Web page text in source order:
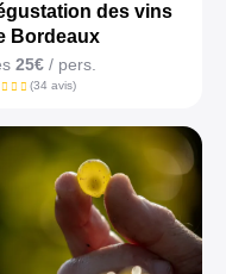
des vins
Bordeaux
25€/ pers.
(34 avis)